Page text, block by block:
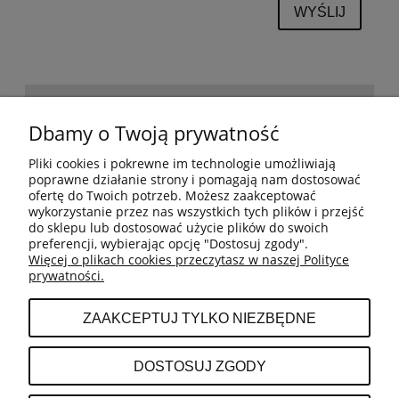
WYŚLIJ
BESTSELLERY
MOJE KONTO
INFORMACJE
Dbamy o Twoją prywatność
Pliki cookies i pokrewne im technologie umożliwiają
poprawne działanie strony i pomagają nam dostosować
ofertę do Twoich potrzeb. Możesz zaakceptować
wykorzystanie przez nas wszystkich tych plików i przejść
do sklepu lub dostosować użycie plików do swoich
preferencji, wybierając opcję "Dostosuj zgody".
Więcej o plikach cookies przeczytasz w naszej Polityce
prywatności.
ZAAKCEPTUJ TYLKO NIEZBĘDNE
DOSTOSUJ ZGODY